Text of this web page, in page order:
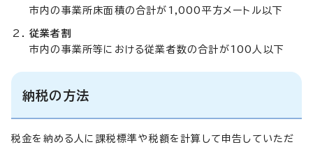
市内の事業所床面積の合計が1,000平方メートル以下
従業者割
市内の事業所等における従業者数の合計が100人以下
納税の方法
税金を納める人に課税標準や税額を計算して申告していただ